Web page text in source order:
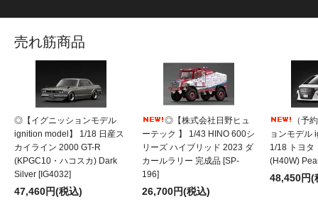
売れ筋商品
◎【イグニッションモデル
ignition model】 1/18 日産ス
カイライン 2000 GT-R
(KPGC10・ハコスカ) Dark
Silver [IG4032]
47,460円(税込)
◎【株式会社日野ヒュ
ーテック 】 1/43 HINO 600シ
リーズ ハイブリッド 2023 ダ
カールラリー 完成品 [SP-
196]
26,700円(税込)
（予
ョンモデル
1/18 トヨ
(H40W)
48,450円(